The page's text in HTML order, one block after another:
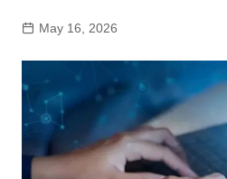
May 16, 2026